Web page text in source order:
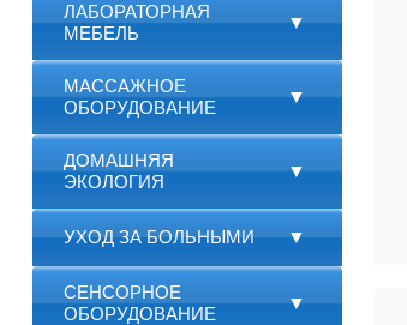
ЛАБОРАТОРНАЯ
МЕБЕЛЬ
▼
МАССАЖНОЕ
ОБОРУДОВАНИЕ
▼
ДОМАШНЯЯ
ЭКОЛОГИЯ
▼
УХОД ЗА БОЛЬНЫМИ ▼
СЕНСОРНОЕ
ОБОРУДОВАНИЕ
▼